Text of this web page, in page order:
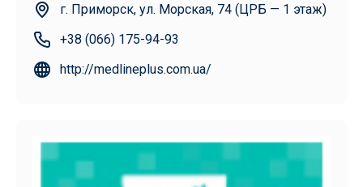
г. Приморск, ул. Морская, 74 (ЦРБ — 1 этаж)
+38 (066) 175-94-93
http://medlineplus.com.ua/